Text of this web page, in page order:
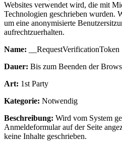
Websites verwendet wird, die mit
Technologien geschrieben wurden.
um eine anonymisierte
aufrechtzuerhalten.
Name: __RequestVerificationToken
Dauer: Bis zum Beenden der
Art: 1st Party
Kategorie: Notwendig
Beschreibung: Wird vom System
Anmeldeformular auf der Seite
keine Inhalte geschrieben.